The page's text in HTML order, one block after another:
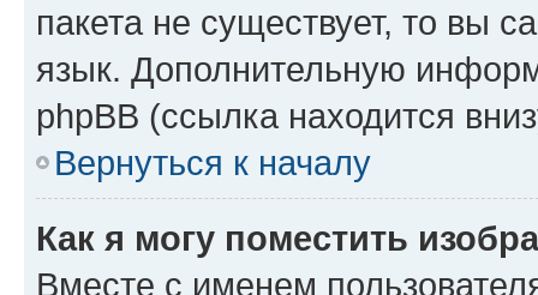
пакета не существует, то вы
язык. Дополнительную
phpBB (ссылка находится
Вернуться к началу
Как я могу поместить
Вместе с именем